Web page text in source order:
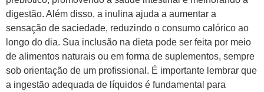
digestão. Além disso, a inulina ajuda a aumentar a
sensação de saciedade, reduzindo o consumo calórico ao
longo do dia. Sua inclusão na dieta pode ser feita por meio
de alimentos naturais ou em forma de suplementos, sempre
sob orientação de um profissional. É importante lembrar que
a ingestão adequada de líquidos é fundamental para